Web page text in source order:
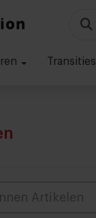
Transities